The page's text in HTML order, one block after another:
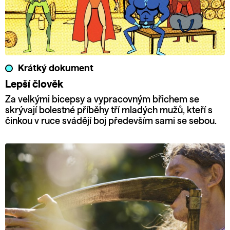
Krátký dokument
Lepší člověk
Za velkými bicepsy a vypracovným břichem se
skrývají bolestné příběhy tří mladých mužů, kteří s
činkou v ruce svádějí boj především sami se sebou.